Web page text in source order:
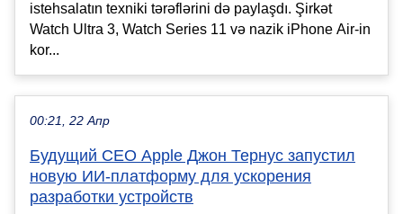
istehsalatın texniki tərəflərini də paylaşdı. Şirkət
Watch Ultra 3, Watch Series 11 və nazik iPhone Air-in
kor...
00:21, 22 Апр
Будущий CEO Apple Джон Тернус запустил
новую ИИ-платформу для ускорения
разработки устройств